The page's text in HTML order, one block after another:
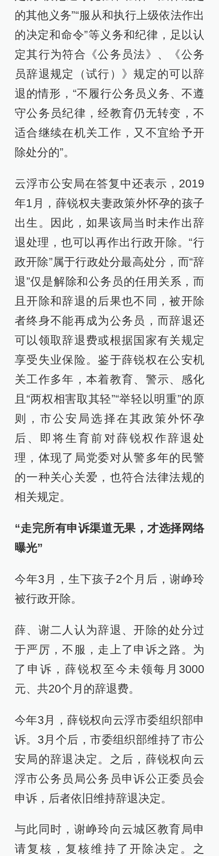
的其他义务”“服从和执行上级依法作出
的决定和命令”等义务和纪律，足以认
定其行为符合《公务员法》、《公务
员辞退规定（试行）》规定的可以辞
退的情形，“不履行公务员义务、不遵
守公务员纪律，经教育仍无转变，不
适合继续在机关工作，又不宜给予开
除处分的”。
云浮市公安局在答复中还表示，2019
年1月，薛锐权夫妻政策外怀孕的孩子
出生。因此，如果该局当时未作出辞
退处理，也可以再作出行政开除。“行
政开除”属于行政处分最高处分，而“辞
退”仅是解除和公务员的任用关系，而
且开除和辞退的后果也不同，被开除
者终身不能再成为公务员，而辞退还
可以领取辞退费或根据国家有关规定
享受失业保险。鉴于薛锐权在公安机
关工作多年，本着教育、警示、感化
且“两权相害取其轻”“举轻以明重”的原
则，市公安局选择在其政策外怀孕
后、即将生育前对薛锐权作辞退处
理，体现了局党委对从警多年的民警
的一种关心关爱，也符合法律法规的
相关规定。
“走完所有申诉渠道无果，才选择网络
曝光”
今年3月，生下孩子2个月后，谢峥玲
被行政开除。
薛、谢二人认为辞退、开除的处分过
于严厉，不服，走上了申诉之路。为
了申诉，薛锐权至今未领每月3000
元、共20个月的辞退费。
今年3月，薛锐权向云浮市委组织部申
诉。3月个后，市委组织部维持了市公
安局的辞退决定。之后，薛锐权向云
浮市公务员局公务员申诉公正委员会
申诉，后者依旧维持辞退决定。
与此同时，谢峥玲向云城区教育局申
请复核，复核维持了开除决定。之